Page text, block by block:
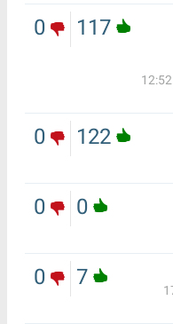
117
0
122
0
0
0
7
0